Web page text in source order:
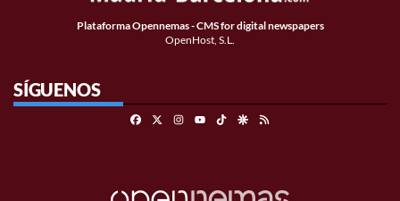
Plataforma Opennemas - CMS for digital newspapers
OpenHost, S.L.
SÍGUENOS
FacebookInstagramTikTokGoogle Discover